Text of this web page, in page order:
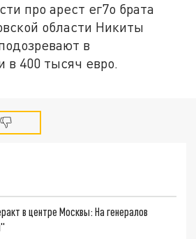
про арест ег7о брата
области Никиты
в
в 400 тысяч евро.
в центре Москвы: На генералов